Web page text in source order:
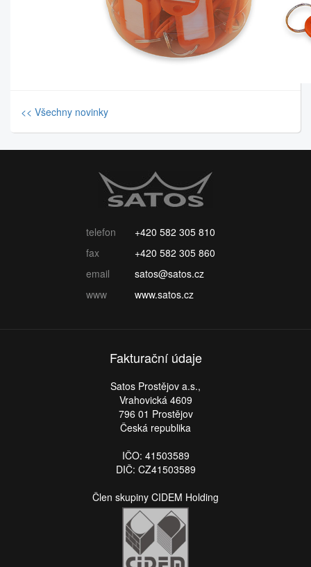
<< Všechny novinky
telefon
+420 582 305 810
fax
+420 582 305 860
email
satos@satos.cz
www
www.satos.cz
Fakturační údaje
Satos Prostějov a.s.,
Vrahovická 4609
796 01 Prostějov
Česká republika
IČO: 41503589
DIČ: CZ41503589
Člen skupiny CIDEM Holding